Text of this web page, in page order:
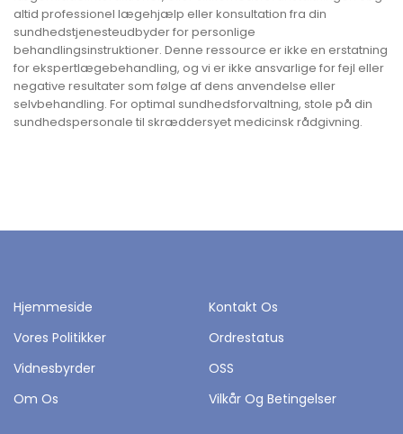
altid professionel lægehjælp eller konsultation fra din
sundhedstjenesteudbyder for personlige
behandlingsinstruktioner. Denne ressource er ikke en erstatning
for ekspertlægebehandling, og vi er ikke ansvarlige for fejl eller
negative resultater som følge af dens anvendelse eller
selvbehandling. For optimal sundhedsforvaltning, stole på din
sundhedspersonale til skræddersyet medicinsk rådgivning.
Hjemmeside
Kontakt Os
Vores Politikker
Ordrestatus
Vidnesbyrder
OSS
Om Os
Vilkår Og Betingelser